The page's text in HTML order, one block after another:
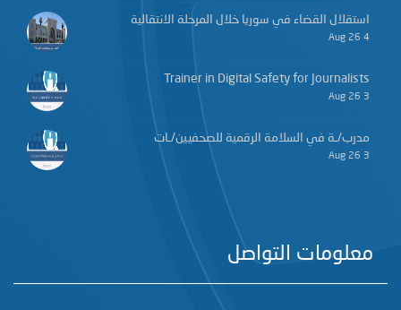
استقلال القضاء في سوريا خلال المرحلة الانتقالية
4 Aug 26
Trainer in Digital Safety for Journalists
3 Aug 26
مدرب/ـة في السلامة الرقمية للصحفيين/ـات
3 Aug 26
معلومات التواصل